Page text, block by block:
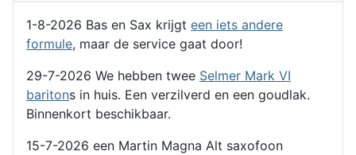
1-8-2026 Bas en Sax krijgt een iets andere
formule, maar de service gaat door!
29-7-2026 We hebben twee Selmer Mark VI
baritons in huis. Een verzilverd en een goudlak.
Binnenkort beschikbaar.
15-7-2026 een Martin Magna Alt saxofoon